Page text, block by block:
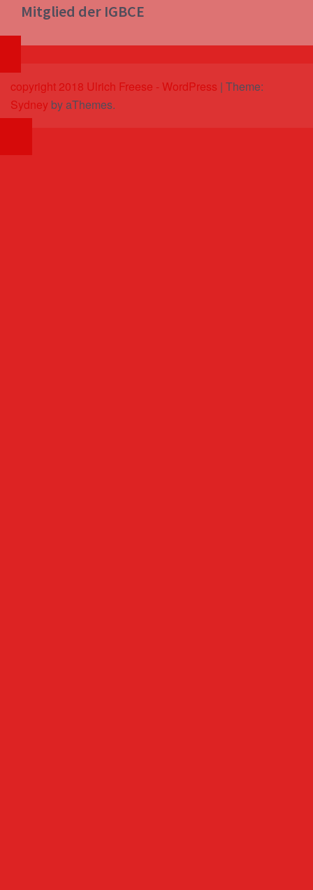
Mitglied der IGBCE
copyright 2018 Ulrich Freese - WordPress | Theme:
Sydney by aThemes.